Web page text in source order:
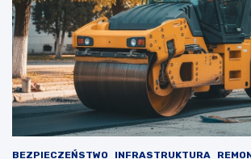
BEZPIECZEŃSTWO INFRASTRUKTURA